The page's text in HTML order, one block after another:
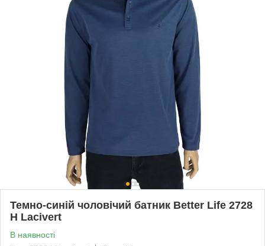
Темно-синій чоловічий батник Better Life 2728
H Lacivert
В наявності